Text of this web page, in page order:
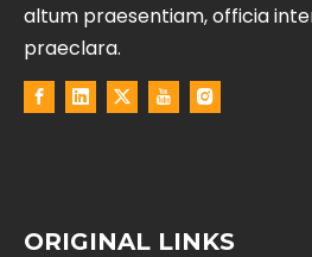
altum praesentiam, officia
praeclara.
ORIGINAL LINKS